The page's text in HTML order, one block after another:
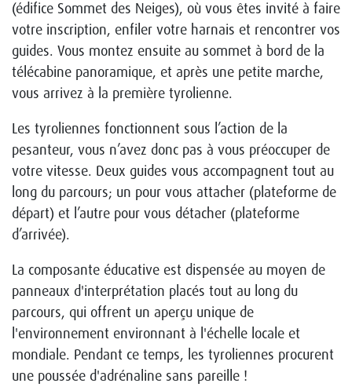
(édifice Sommet des Neiges), où vous êtes invité à faire
votre inscription, enfiler votre harnais et rencontrer vos
guides. Vous montez ensuite au sommet à bord de la
télécabine panoramique, et après une petite marche,
vous arrivez à la première tyrolienne.
Les tyroliennes fonctionnent sous l’action de la
pesanteur, vous n’avez donc pas à vous préoccuper de
votre vitesse. Deux guides vous accompagnent tout au
long du parcours; un pour vous attacher (plateforme de
départ) et l’autre pour vous détacher (plateforme
d’arrivée).
La composante éducative est dispensée au moyen de
panneaux d'interprétation placés tout au long du
parcours, qui offrent un aperçu unique de
l'environnement environnant à l'échelle locale et
mondiale. Pendant ce temps, les tyroliennes procurent
une poussée d'adrénaline sans pareille !